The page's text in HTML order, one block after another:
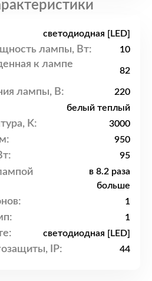
светодиодная [LED]
лампы, Вт: 10
к лампе
82
лампы, В: 220
белый теплый
K: 3000
950
95
в 8.2 раза
больше
1
1
светодиодная [LED]
IP: 44